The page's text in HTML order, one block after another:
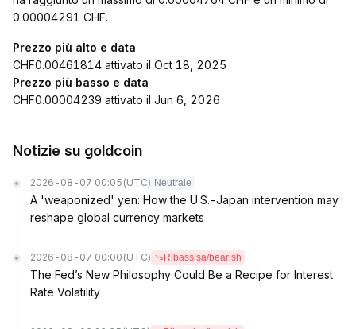
0.00004291 CHF.
Prezzo più alto e data
CHF0.00461814 attivato il Oct 18, 2025
Prezzo più basso e data
CHF0.00004239 attivato il Jun 6, 2026
Notizie su goldcoin
2026-08-07 00:05 (UTC) Neutrale
A 'weaponized' yen: How the U.S.-Japan intervention may
reshape global currency markets
2026-08-07 00:00 (UTC) Ribassisa/bearish
The Fed’s New Philosophy Could Be a Recipe for Interest
Rate Volatility